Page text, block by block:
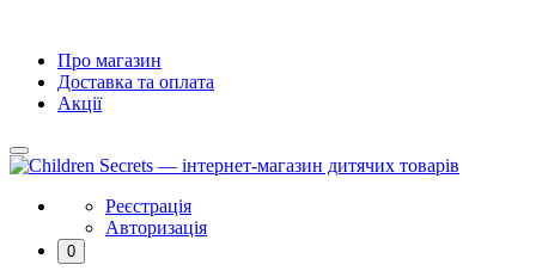
Про магазин
Доставка та оплата
Акції
Реєстрація
Авторизація
0